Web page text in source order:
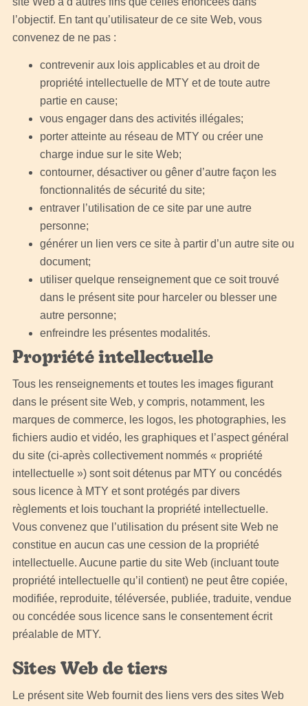
l’objectif. En tant qu’utilisateur de ce site Web, vous
convenez de ne pas :
contrevenir aux lois applicables et au droit de
propriété intellectuelle de MTY et de toute autre
partie en cause;
vous engager dans des activités illégales;
porter atteinte au réseau de MTY ou créer une
charge indue sur le site Web;
contourner, désactiver ou gêner d’autre façon les
fonctionnalités de sécurité du site;
entraver l’utilisation de ce site par une autre
personne;
générer un lien vers ce site à partir d’un autre site ou
document;
utiliser quelque renseignement que ce soit trouvé
dans le présent site pour harceler ou blesser une
autre personne;
enfreindre les présentes modalités.
Propriété intellectuelle
Tous les renseignements et toutes les images figurant
dans le présent site Web, y compris, notamment, les
marques de commerce, les logos, les photographies, les
fichiers audio et vidéo, les graphiques et l’aspect général
du site (ci-après collectivement nommés « propriété
intellectuelle ») sont soit détenus par MTY ou concédés
sous licence à MTY et sont protégés par divers
règlements et lois touchant la propriété intellectuelle.
Vous convenez que l’utilisation du présent site Web ne
constitue en aucun cas une cession de la propriété
intellectuelle. Aucune partie du site Web (incluant toute
propriété intellectuelle qu’il contient) ne peut être copiée,
modifiée, reproduite, téléversée, publiée, traduite, vendue
ou concédée sous licence sans le consentement écrit
préalable de MTY.
Sites Web de tiers
Le présent site Web fournit des liens vers des sites Web